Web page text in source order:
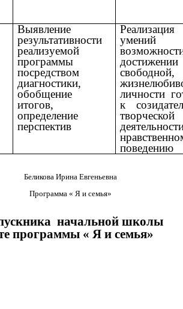
Выявление
результативности
реализуемой
программы
посредством
диагностики,
обобщение
итогов,
определение
перспектив
Реализация
достижении
свободной,
личности
к
творческой
поведению
Беликова Ирина Евгеньевна
Программа « Я и семья»
начальной школы
программы « Я и семья»